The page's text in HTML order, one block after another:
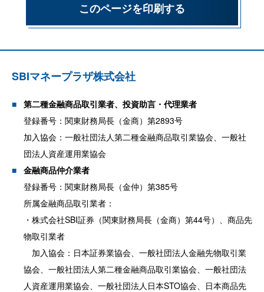
このページを印刷する
SBIマネープラザ株式会社
第二種金融商品取引業者、投資助言・代理業者
登録番号：関東財務局長（金商）第2893号
加入協会：一般社団法人第二種金融商品取引業協会、一般社
団法人資産運用業協会
金融商品仲介業者
登録番号：関東財務局長（金仲）第385号
所属金融商品取引業者：
・株式会社SBI証券（関東財務局長（金商）第44号）、商品先
物取引業者
加入協会：日本証券業協会、一般社団法人金融先物取引業
協会、一般社団法人第二種金融商品取引業協会、一般社団法
人資産運用業協会、一般社団法人日本STO協会、日本商品先